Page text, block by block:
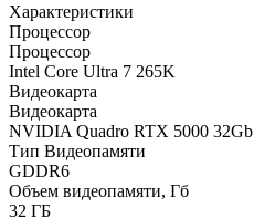
Характеристики
Процессор
Процессор
Intel Core Ultra 7 265K
Видеокарта
Видеокарта
NVIDIA Quadro RTX 5000 32Gb
Тип Видеопамяти
GDDR6
Объем видеопамяти, Гб
32 ГБ